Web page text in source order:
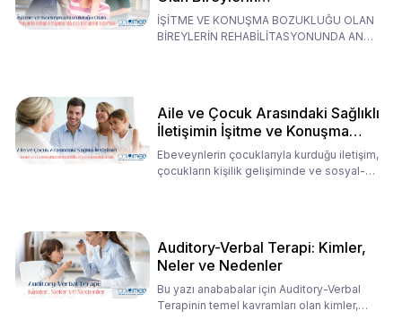
Rehabilitasyonunda Ana
Babaların Tutumları
İŞİTME VE KONUŞMA BOZUKLUĞU OLAN
BİREYLERİN REHABİLİTASYONUNDA ANA
Aile ve Çocuk Arasındaki Sağlıklı
İletişimin İşitme ve Konuşma
Rehabilitasyonundaki Rolü
Ebeveynlerin çocuklarıyla kurduğu iletişim,
çocukların kişilik gelişiminde ve sosyal-
Auditory-Verbal Terapi: Kimler,
Neler ve Nedenler
Bu yazı anababalar için Auditory-Verbal
Terapinin temel kavramları olan kimler,